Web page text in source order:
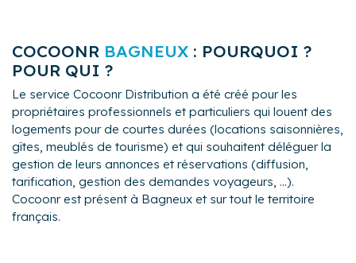
COCOONR BAGNEUX : POURQUOI ?
POUR QUI ?
Le service Cocoonr Distribution a été créé pour les
propriétaires professionnels et particuliers qui louent des
logements pour de courtes durées (locations saisonnières,
gîtes, meublés de tourisme) et qui souhaitent déléguer la
gestion de leurs annonces et réservations (diffusion,
tarification, gestion des demandes voyageurs, ...).
Cocoonr est présent à Bagneux et sur tout le territoire
français.